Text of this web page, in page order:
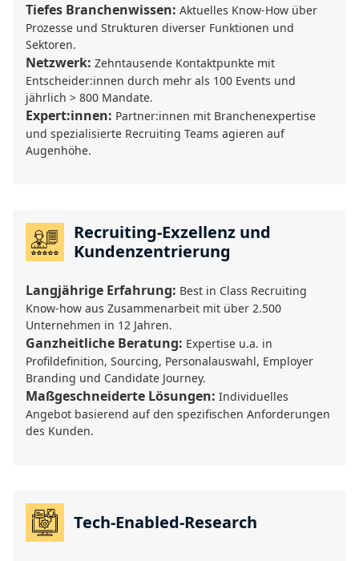
Tiefes Branchenwissen: Aktuelles Know-How über
Prozesse und Strukturen diverser Funktionen und
Sektoren.
Netzwerk: Zehntausende Kontaktpunkte mit
Entscheider:innen durch mehr als 100 Events und
jährlich > 800 Mandate.
Expert:innen: Partner:innen mit Branchenexpertise
und spezialisierte Recruiting Teams agieren auf
Augenhöhe.
Recruiting-Exzellenz und
Kundenzentrierung
Langjährige Erfahrung: Best in Class Recruiting
Know-how aus Zusammenarbeit mit über 2.500
Unternehmen in 12 Jahren.
Ganzheitliche Beratung: Expertise u.a. in
Profildefinition, Sourcing, Personalauswahl, Employer
Branding und Candidate Journey.
Maßgeschneiderte Lösungen: Individuelles
Angebot basierend auf den spezifischen Anforderungen
des Kunden.
Tech-Enabled-Research